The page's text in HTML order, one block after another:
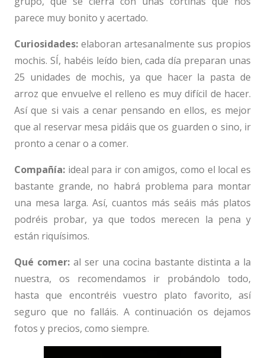
parece muy bonito y acertado.
Curiosidades: elaboran artesanalmente sus propios
mochis. SÍ, habéis leído bien, cada día preparan unas
25 unidades de mochis, ya que hacer la pasta de
arroz que envuelve el relleno es muy difícil de hacer.
Así que si vais a cenar pensando en ellos, es mejor
que al reservar mesa pidáis que os guarden o sino, ir
pronto a cenar o a comer.
Compañía: ideal para ir con amigos, como el local es
bastante grande, no habrá problema para montar
una mesa larga. Así, cuantos más seáis más platos
podréis probar, ya que todos merecen la pena y
están riquísimos.
Qué comer: al ser una cocina bastante distinta a la
nuestra, os recomendamos ir probándolo todo,
hasta que encontréis vuestro plato favorito, así
seguro que no falláis. A continuación os dejamos
fotos y precios, como siempre.